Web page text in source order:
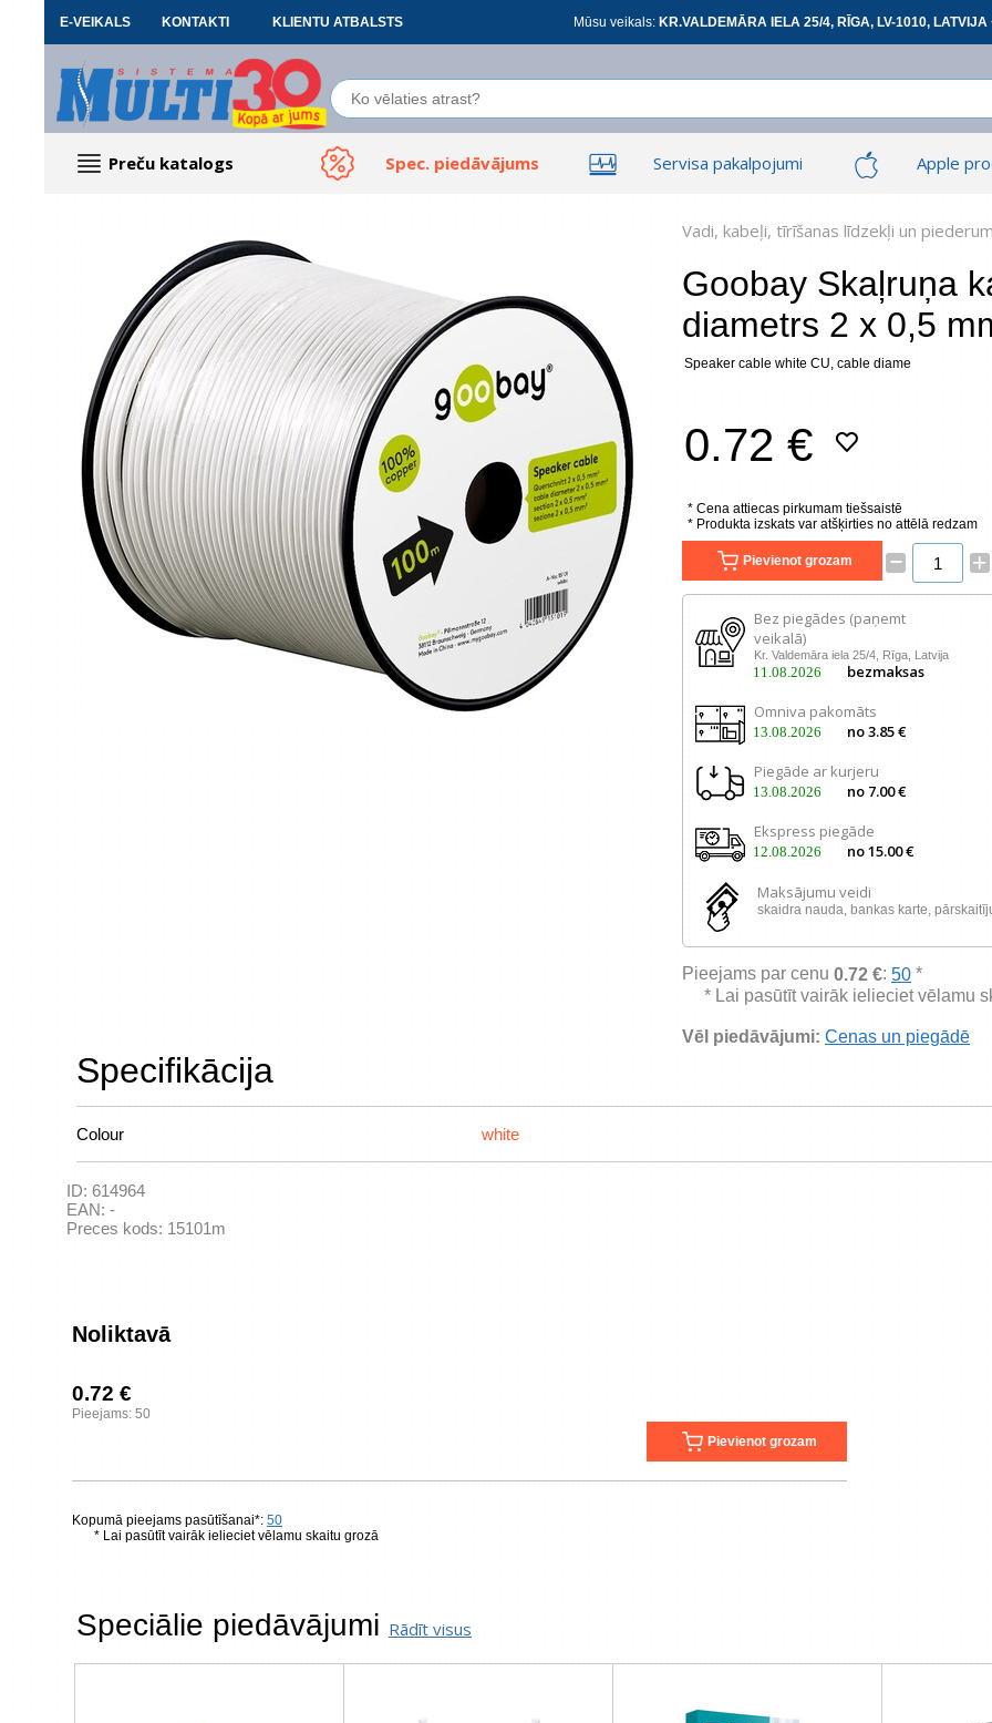
E-VEIKALS KONTAKTI KLIENTU ATBALSTS Mūsu veikals: KR.VALDEMĀRA IELA 25/4, RĪGA, LV-1010,
Ieiet
Ieiet
Preču katalogs Spec. piedāvājums Servisa pakalpojumi Apple
Tīkla produkti Viedierīces
Renewd tehnika, Outlet
Vadi, kabeļi, tīrīšanas līdzekļi un
Goobay Skaļruņa
diametrs 2 x 0,5
Speaker cable white CU, cable diame
0.72 €
* Cena attiecas pirkumam tiešsaistē
* Produkta izskats var atšķirties no attēlā redzam
Pievienot grozam – +
Bez piegādes (paņemt
veikalā)
Kr. Valdemāra iela 25/4, Rīga, Latvija
11.08.2026
bezmaksas
Omniva pakomāts
13.08.2026
no 3.85 €
Piegāde ar kurjeru
13.08.2026
no 7.00 €
Ekspress piegāde
12.08.2026 no 15.00 €
Maksājumu veidi
skaidra nauda, ​​bankas karte,
Pieejams par cenu 0.72 €: 50 *
* Lai pasūtīt vairāk ielieciet vēlamu
Vēl piedāvājumi: Cenas un piegādē
Specifikācija
Colour white
ID: 614964
EAN: -
Preces kods: 15101m
Noliktavā
0.72 €
Pieejams: 50
Pievienot grozam
Kopumā pieejams pasūtīšanai*: 50
* Lai pasūtīt vairāk ielieciet vēlamu skaitu grozā
Speciālie piedāvājumi Rādīt visus